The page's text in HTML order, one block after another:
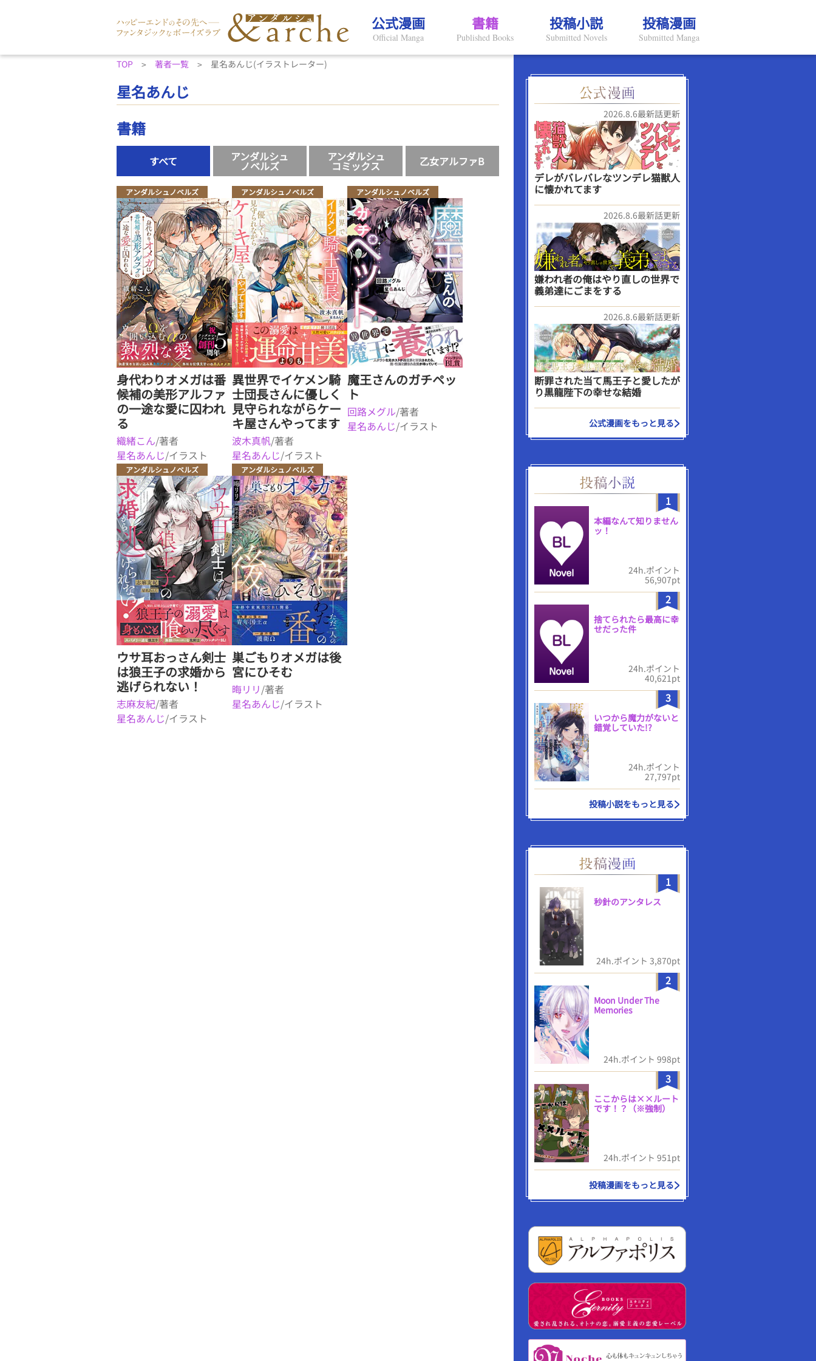
公式漫画
Official Manga
書籍
Published Books
投稿小説
Submitted Novels
投稿漫画
Submitted Manga
TOP 著者一覧 星名あんじ(イラストレーター)
星名あんじ
書籍
すべて アンダルシュ
ノベルズ
アンダルシュ
コミックス 乙女アルファB
アンダルシュノベルズ
身代わりオメガは番
候補の美形アルファ
の一途な愛に囚われ
る
織緒こん/著者
星名あんじ/イラスト
アンダルシュノベルズ
異世界でイケメン騎
士団長さんに優しく
見守られながらケー
キ屋さんやってます
波木真帆/著者
星名あんじ/イラスト
アンダルシュノベルズ
魔王さんのガチペッ
ト
回路メグル/著者
星名あんじ/イラスト
アンダルシュノベルズ
ウサ耳おっさん剣士
は狼王子の求婚から
逃げられない！
志麻友紀/著者
星名あんじ/イラスト
アンダルシュノベルズ
巣ごもりオメガは後
宮にひそむ
晦リリ/著者
星名あんじ/イラスト
2026.8.6最新話更新
デレがバレバレなツンデレ猫獣人
に懐かれてます
2026.8.6最新話更新
嫌われ者の俺はやり直しの世界で
義弟達にごまをする
2026.8.6最新話更新
断罪された当て馬王子と愛したが
り黒龍陛下の幸せな結婚
公式漫画をもっと見る
1
本編なんて知りません
ッ！
24h.ポイント
56,907pt
2
捨てられたら最高に幸
せだった件
24h.ポイント
40,621pt
3
いつから魔力がないと
錯覚していた!?
24h.ポイント
27,797pt
投稿小説をもっと見る
1
秒針のアンタレス
24h.ポイント 3,870pt
2
Moon Under The
Memories
24h.ポイント 998pt
3
ここからは××ルート
です！？（※強制）
24h.ポイント 951pt
投稿漫画をもっと見る